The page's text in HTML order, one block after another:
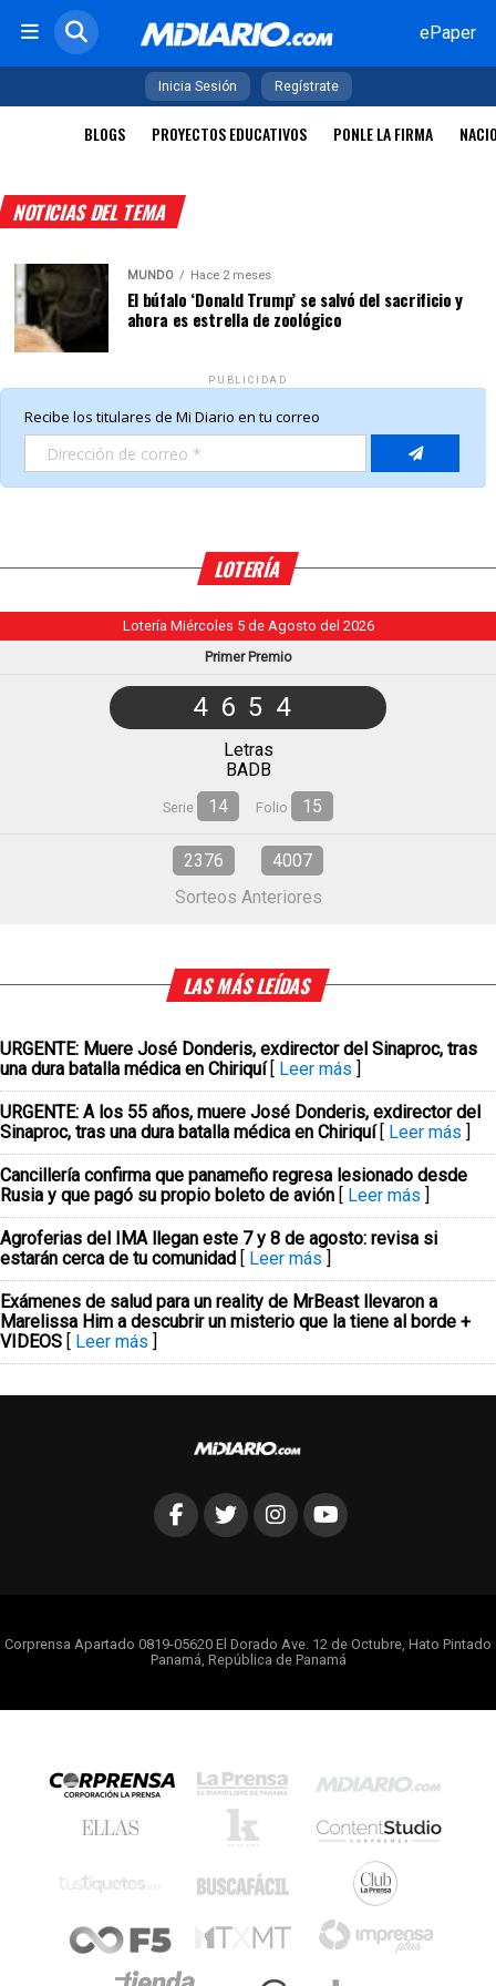
ePaper
Inicia Sesión Regístrate
BLOGS PROYECTOS EDUCATIVOS PONLE LA FIRMA
NOTICIAS DEL TEMA
MUNDO Hace 2 meses
El búfalo ‘Donald Trump’ se salvó del sacrificio y
ahora es estrella de zoológico
PUBLICIDAD
LOTERÍA
Lotería Miércoles 5 de Agosto del 2026
Primer Premio
4654
Letras
BADB
Serie 14 Folio 15
2376
4007
Sorteos Anteriores
LAS MÁS LEÍDAS
URGENTE: Muere José Donderis, exdirector del Sinaproc, tras
una dura batalla médica en Chiriquí [ Leer más ]
URGENTE: A los 55 años, muere José Donderis, exdirector del
Sinaproc, tras una dura batalla médica en Chiriquí [ Leer más ]
Cancillería confirma que panameño regresa lesionado desde
Rusia y que pagó su propio boleto de avión [ Leer más ]
Agroferias del IMA llegan este 7 y 8 de agosto: revisa si
estarán cerca de tu comunidad [ Leer más ]
Exámenes de salud para un reality de MrBeast llevaron a
Marelissa Him a descubrir un misterio que la tiene al borde +
VIDEOS [ Leer más ]
Corprensa Apartado 0819-05620 El Dorado Ave. 12 de Octubre, Hato Pintado
Panamá, República de Panamá